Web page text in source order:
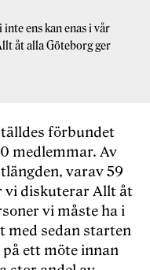
ens kan enas i vår
åt alla Göteborg ger
förbundet
medlemmar. Av
varav 59
vi diskuterar Allt åt
vi måste ha i
med sedan starten
på ett möte innan